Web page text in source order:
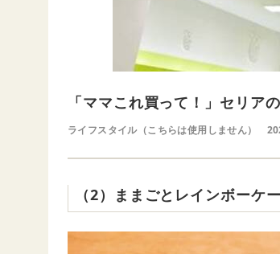
「ママこれ買って！」セリア
ライフスタイル（こちらは使用しません）
（2）ままごとレインボーケ